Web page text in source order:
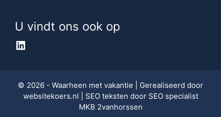
U vindt ons ook op
LinkedIn
© 2026 - Waarheen met vakantie | Gerealiseerd door
websitekoers.nl | SEO teksten door SEO specialist
MKB 2vanhorssen